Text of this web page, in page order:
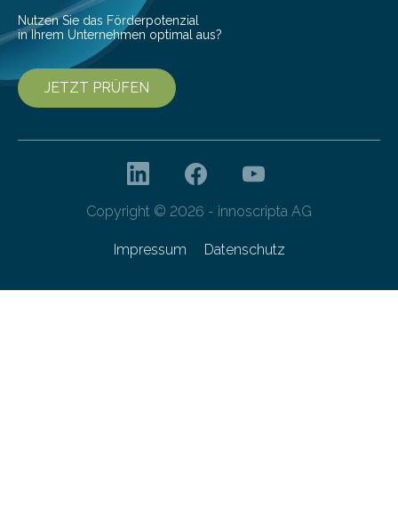
Nutzen Sie das Förderpotenzial
in Ihrem Unternehmen optimal aus?
JETZT PRÜFEN
Copyright © 2026 - innoscripta AG
Impressum Datenschutz